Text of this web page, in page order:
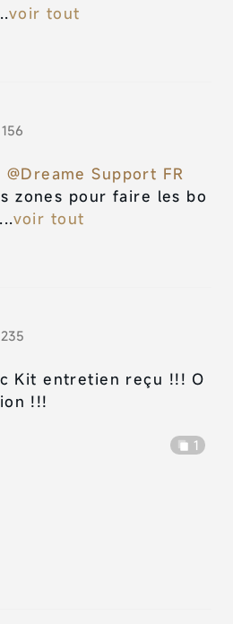
voir tout
156
@Dreame Support FR
zones pour faire les bo
voir tout
235
Kit entretien reçu !!! O
!!!
1